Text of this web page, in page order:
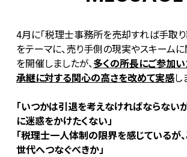
4月に「税理士事務所を売却すれば手取り
をテーマに、売り手側の現実やスキーム
を開催しましたが、多くの所長にご参加い
承継に対する関心の高さを改めて実感し
「いつかは引退を考えなければならない
に迷惑をかけたくない」
「税理士一人体制の限界を感じているが
世代へつなぐべきか」